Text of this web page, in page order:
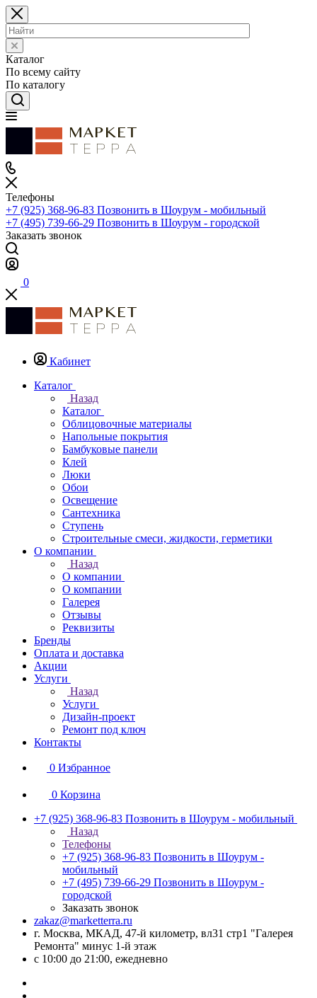
Каталог
По всему сайту
По каталогу
Телефоны
+7 (925) 368-96-83 Позвонить в Шоурум - мобильный
+7 (495) 739-66-29 Позвонить в Шоурум - городской
Заказать звонок
0
Кабинет
Каталог
Назад
Каталог
Облицовочные материалы
Напольные покрытия
Бамбуковые панели
Клей
Люки
Обои
Освещение
Сантехника
Ступень
Строительные смеси, жидкости, герметики
О компании
Назад
О компании
О компании
Галерея
Отзывы
Реквизиты
Бренды
Оплата и доставка
Акции
Услуги
Назад
Услуги
Дизайн-проект
Ремонт под ключ
Контакты
0 Избранное
0 Корзина
+7 (925) 368-96-83 Позвонить в Шоурум - мобильный
Назад
Телефоны
+7 (925) 368-96-83 Позвонить в Шоурум -
мобильный
+7 (495) 739-66-29 Позвонить в Шоурум -
городской
Заказать звонок
zakaz@marketterra.ru
г. Москва, МКАД, 47-й километр, вл31 стр1 "Галерея
Ремонта" минус 1-й этаж
с 10:00 до 21:00, ежедневно